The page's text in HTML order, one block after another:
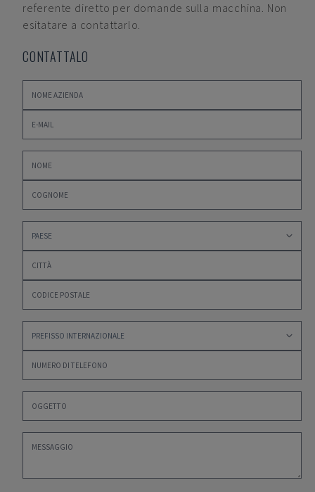
referente diretto per domande sulla macchina. Non
esitatare a contattarlo.
CONTATTALO